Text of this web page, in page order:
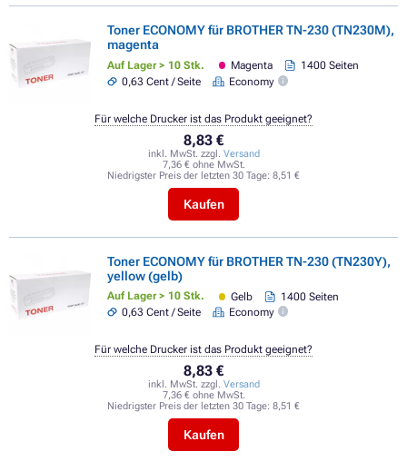
Toner ECONOMY für BROTHER TN-230 (TN230M),
magenta
Auf Lager > 10 Stk. Magenta
1400 Seiten
0,63 Cent / Seite
Economy
8,83 €
inkl. MwSt. zzgl. Versand
7,36 € ohne MwSt.
Niedrigster Preis der letzten 30 Tage: 8,51 €
Kaufen
Für welche Drucker ist das Produkt geeignet?
Toner ECONOMY für BROTHER TN-230 (TN230Y),
yellow (gelb)
Auf Lager > 10 Stk. Gelb
1400 Seiten
0,63 Cent / Seite
Economy
8,83 €
inkl. MwSt. zzgl. Versand
7,36 € ohne MwSt.
Niedrigster Preis der letzten 30 Tage: 8,51 €
Kaufen
Für welche Drucker ist das Produkt geeignet?